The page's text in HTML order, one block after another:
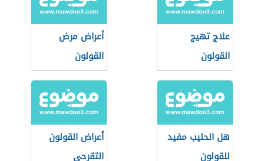
علاج تهيج
القولون
أعراض مرض
القولون
هل الحليب مفيد
للقولون
أعراض القولون
التقرحي